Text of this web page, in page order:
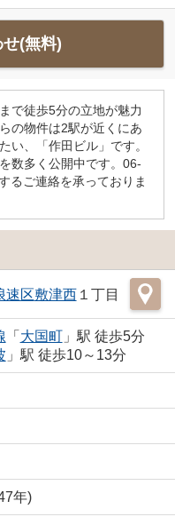
(無料)
で徒歩5分の立地が魅力
の物件は2駅が近くにあ
い、「作田ビル」です。
数多く公開中です。06-
るご連絡を承っておりま
速区敷津西１丁目
「 大国町」駅 徒歩5分
」駅 徒歩10～13分
年)